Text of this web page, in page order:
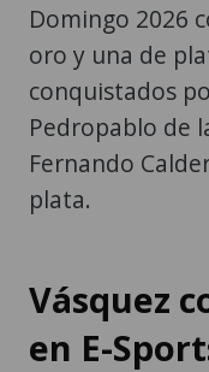
Domingo 2026
oro y una de
conquistados
Pedropablo de
Fernando
plata.
Vásquez
en E-